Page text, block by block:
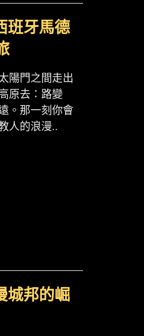
班牙馬德
陽門之間走出
原去：路變
。那一刻你會
人的浪漫..
城邦的崛